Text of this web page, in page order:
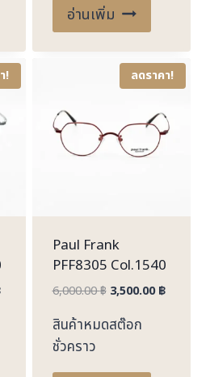
อ่านเพิ่ม
!
Current
3,500.00 ฿.
ลดราคา!
Paul Frank
PFF8305 Col.1540
6,000.00฿ Original
was:
3,500.00฿Current
สินค้าหมดสต๊อก
ชั่วคราว